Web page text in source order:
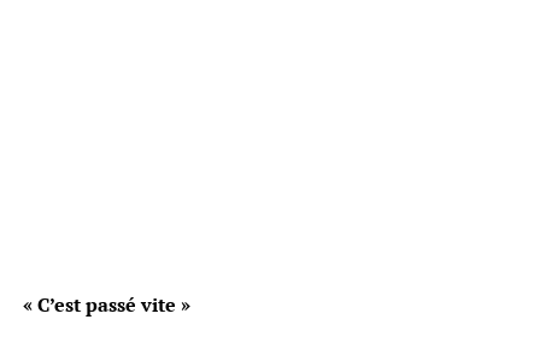
« C’est passé vite »